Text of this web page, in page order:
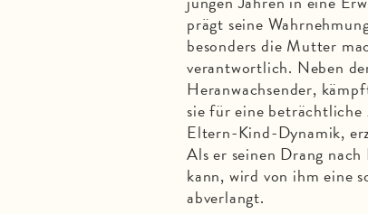
prägt seine
besonders die Mutter
verantwortlich. Neben
Heranwachsender,
sie für eine
Eltern-Kind-Dynamik,
Als er seinen Drang
kann, wird von ihm eine
abverlangt.